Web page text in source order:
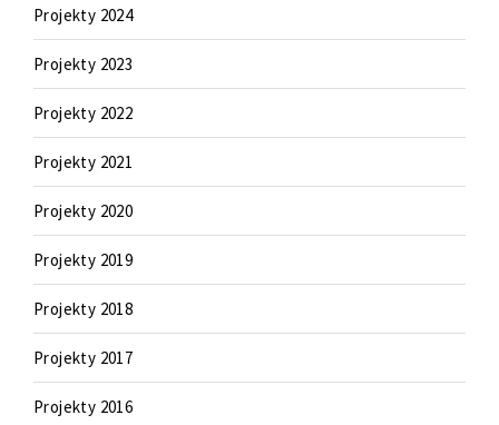
Projekty 2024
Projekty 2023
Projekty 2022
Projekty 2021
Projekty 2020
Projekty 2019
Projekty 2018
Projekty 2017
Projekty 2016